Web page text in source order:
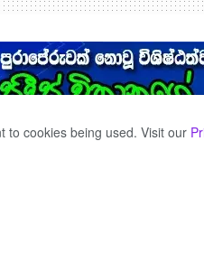
to cookies being used. Visit our